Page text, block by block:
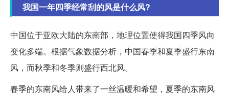
我国一年四季经常刮的风是什么风?
中国位于亚欧大陆的东南部，地理位置使得我国四季风向
变化多端。根据气象数据分析，中国春季和夏季盛行东南
风，而秋季和冬季则盛行西北风。
春季的东南风给人带来了一丝温暖和希望，夏季的东南风